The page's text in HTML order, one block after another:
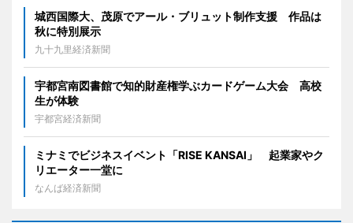
城西国際大、茂原でアール・ブリュット制作支援 作品は
秋に特別展示
九十九里経済新聞
宇都宮南図書館で知的財産権学ぶカードゲーム大会 高校
生が体験
宇都宮経済新聞
ミナミでビジネスイベント「RISE KANSAI」 起業家やク
リエーター一堂に
なんば経済新聞